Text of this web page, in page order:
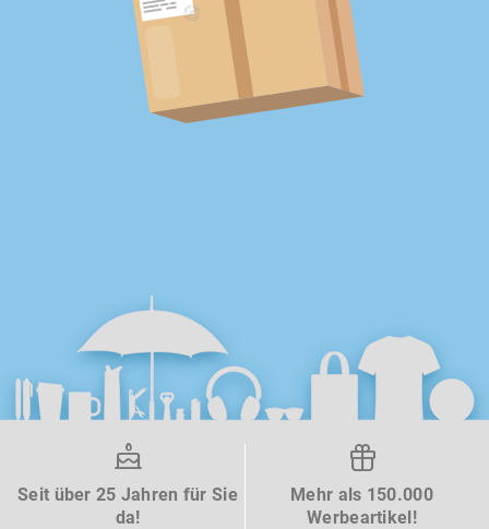
Seit über 25 Jahren für Sie
da!
Mehr als 150.000
Werbeartikel!